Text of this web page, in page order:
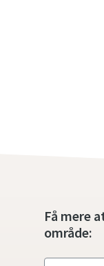
Få mere
område: